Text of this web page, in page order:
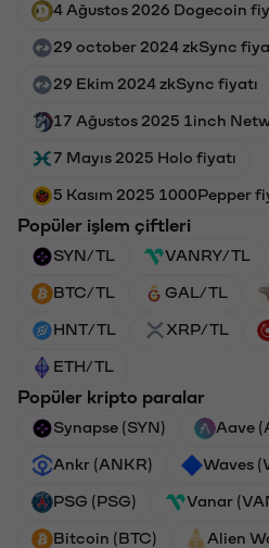
4 Ağustos 2026 Dogecoin
29 october 2024 zkSync
29 Ekim 2024 zkSync fiyatı
17 Ağustos 2025 1inch
7 Mayıs 2025 Holo fiyatı
5 Kasım 2025 1000Pepper
Popüler işlem çiftleri
SYN/TL VANRY/TL
BTC/TL GAL/TL
HNT/TL XRP/TL
ETH/TL
Popüler kripto paralar
Synapse (SYN) Aave
Ankr (ANKR) Waves
PSG (PSG) Vanar
Bitcoin (BTC) Alien